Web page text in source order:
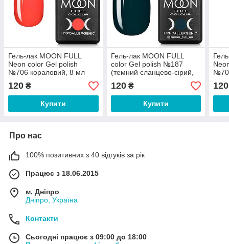
Гель-лак MOON FULL
Neon color Gel polish
№706 кораловий, 8 мл
120 ₴
Купити
Гель-лак MOON FULL
color Gel polish №187
(темний сланцево-сірий,
емаль), 8 мл
120₴
Купити
мл
120
Про нас
100% позитивних з 40 відгуків за рік
Працює з 18.06.2015
м. Дніпро
Дніпро, Україна
Контакти
Сьогодні працює з 09:00 до 18:00